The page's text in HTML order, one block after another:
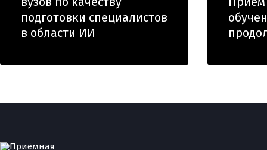
подготовки специалистов
в области ИИ